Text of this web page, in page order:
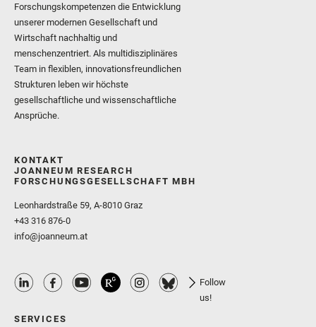
Forschungskompetenzen die Entwicklung
unserer modernen Gesellschaft und
Wirtschaft nachhaltig und
menschenzentriert. Als multidisziplinäres
Team in flexiblen, innovationsfreundlichen
Strukturen leben wir höchste
gesellschaftliche und wissenschaftliche
Ansprüche.
KONTAKT
JOANNEUM RESEARCH
FORSCHUNGSGESELLSCHAFT MBH
Leonhardstraße 59, A-8010 Graz
+43 316 876-0
info@joanneum.at
Follow
us!
SERVICES